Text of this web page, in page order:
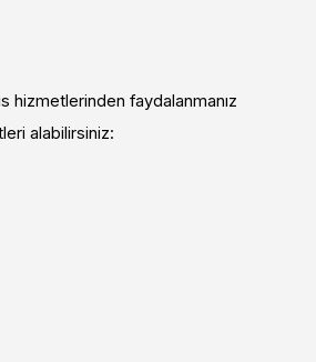
hizmetlerinden faydalanmanız
alabilirsiniz: